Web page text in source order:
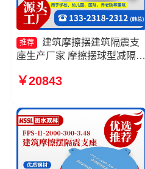
推荐
建筑摩擦摆建筑隔震支
座生产厂家 摩擦摆球型减隔震
FPSII-5000-300-3.48生产厂
￥20843